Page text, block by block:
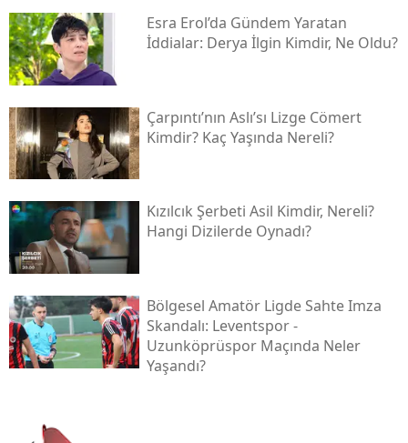
Esra Erol’da Gündem Yaratan
İddialar: Derya İlgin Kimdir, Ne Oldu?
Çarpıntı’nın Aslı’sı Lizge Cömert
Kimdir? Kaç Yaşında Nereli?
Kızılcık Şerbeti Asil Kimdir, Nereli?
Hangi Dizilerde Oynadı?
Bölgesel Amatör Ligde Sahte Imza
Skandalı: Leventspor -
Uzunköprüspor Maçında Neler
Yaşandı?